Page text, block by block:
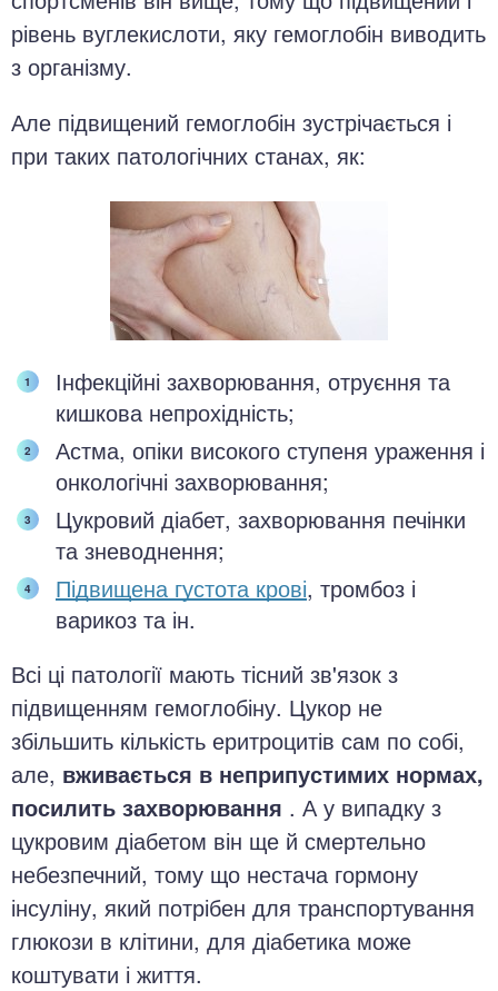
рівень вуглекислоти, яку гемоглобін виводить
з організму.
Але підвищений гемоглобін зустрічається і
при таких патологічних станах, як:
Інфекційні захворювання, отруєння та
кишкова непрохідність;
Астма, опіки високого ступеня ураження і
онкологічні захворювання;
Цукровий діабет, захворювання печінки
та зневоднення;
Підвищена густота крові, тромбоз і
варикоз та ін.
Всі ці патології мають тісний зв'язок з
підвищенням гемоглобіну. Цукор не
збільшить кількість еритроцитів сам по собі,
але, вживається в неприпустимих нормах,
посилить захворювання . А у випадку з
цукровим діабетом він ще й смертельно
небезпечний, тому що нестача гормону
інсуліну, який потрібен для транспортування
глюкози в клітини, для діабетика може
коштувати і життя.